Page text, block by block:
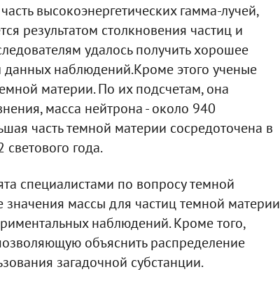
высокоэнергетических гамма-лучей,
результатом столкновения частиц и
удалось получить хорошее
данных наблюдений.Кроме этого ученые
материи. По их подсчетам, она
масса нейтрона - около 940
часть темной материи сосредоточена в
года.
специалистами по вопросу темной
массы для частиц темной материи
наблюдений. Кроме того,
объяснить распределение
загадочной субстанции.